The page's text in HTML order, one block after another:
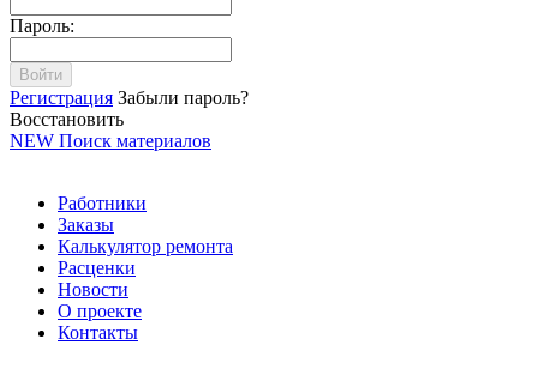
Пароль:
Войти
Регистрация Забыли пароль?
Восстановить
NEW Поиск материалов
Работники
Заказы
Калькулятор ремонта
Расценки
Новости
О проекте
Контакты